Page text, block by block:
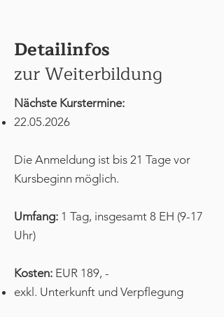
Detailinfos
zur Weiterbildung
Nächste Kurstermine:
22.05.2026
Die Anmeldung ist bis 21 Tage vor
Kursbeginn möglich.
Umfang: 1 Tag, insgesamt 8 EH (9-17
Uhr)
Kosten: EUR 189, -​​
exkl. Unterkunft und Verpflegung